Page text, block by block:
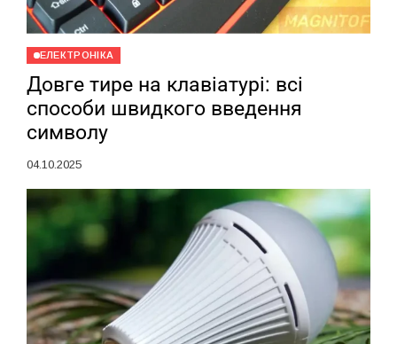
ЕЛЕКТРОНІКА
Довге тире на клавіатурі: всі
способи швидкого введення
символу
04.10.2025